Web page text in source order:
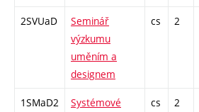
2SVUaD
Seminář
výzkumu
uměním a
designem
cs 2
1SMaD2
Systémové
cs 2